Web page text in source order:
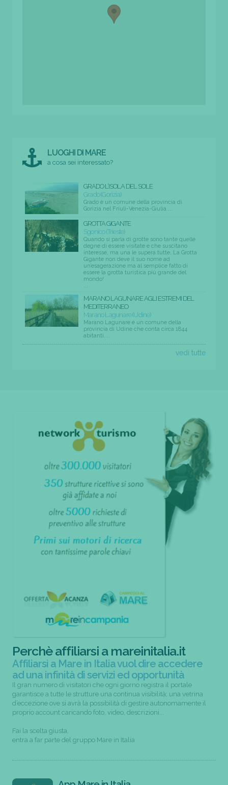
LUOGHI DI MARE
a cosa sei interessato?
GRADO L’ISOLA DEL SOLE
Grado (Gorizia)
Grado è un comune della provincia di
Gorizia nel Friuli-Venezia-Giulia....
GROTTA GIGANTE
Sgonico (Trieste)
Quando si parla di grotte sono tante quelle
degne di essere visitate e che suscitano
interesse, ma una le supera tutte. La Grotta
Gigante non deve il suo nome ad
un’esagerazione ma al semplice fatto di
essere la grotta turistica più grande del
mondo!
...
MARANO LAGUNARE AGLI ESTREMI DEL
MEDITERRANEO
Marano Lagunare (Udine)
Marano Lagunare è un comune della
provincia di Udine che conta circa 1844
abitanti....
vedi tutte
Perchè affiliarsi a mareinitalia.it
Affiliarsi a Mare in Italia vuol dire accedere
ad una infinità di servizi ed opportunità
Il gran numero di visitatori che ogni giorno registra il portale
garantisce a tutte le strutture una continua visibilità; una vetrina
d’eccezione ove si avrà la possibilità di gestire autonomamente il
proprio account caricando foto, video, descrizioni...
Fai la scelta giusta,
entra a far parte del gruppo Mare in Italia